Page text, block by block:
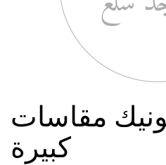
مقاسات
كبيرة